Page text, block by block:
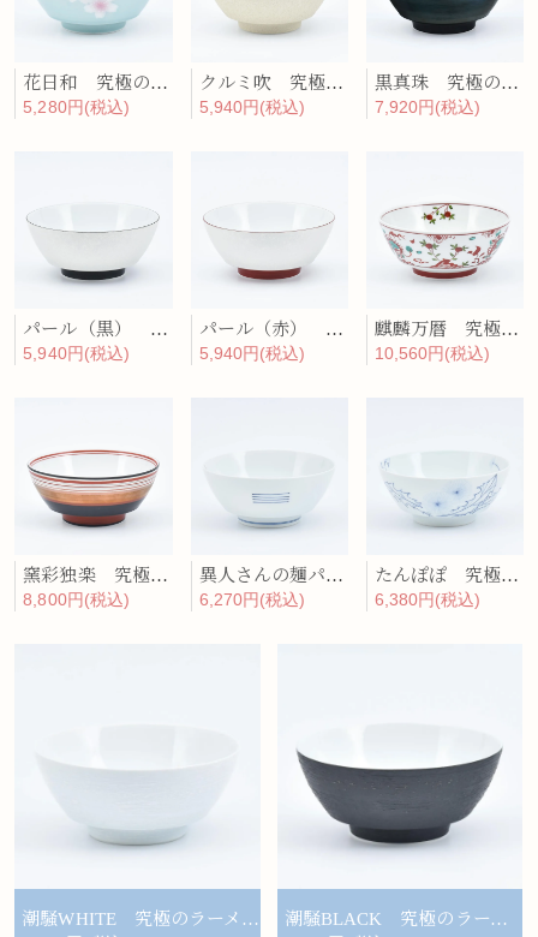
花日和 究極のラーメン鉢
5,280円(税込)
クルミ吹 究極のラーメン鉢
5,940円(税込)
黒真珠 究極のラーメン鉢
7,920円(税込)
パール（黒） 究極のラーメン鉢
5,940円(税込)
パール（赤） 究極のラーメン鉢
5,940円(税込)
麒麟万暦 究極のラーメン鉢
10,560円(税込)
窯彩独楽 究極のラーメン鉢
8,800円(税込)
異人さんの麺パ 究極のラーメン鉢
6,270円(税込)
たんぽぽ 究極のラーメン鉢
6,380円(税込)
潮騒WHITE 究極のラーメン鉢
潮騒BLACK 究極のラーメン鉢